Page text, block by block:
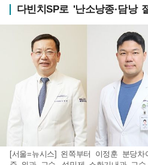
다빈치SP로 '난소낭종·담낭
[서울=뉴시스] 왼쪽부터 이정훈 분당